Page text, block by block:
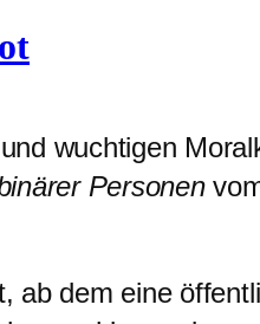
wuchtigen
Personen
ab dem eine